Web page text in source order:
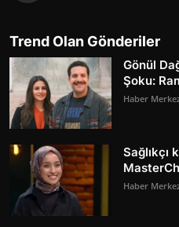
Trend Olan Gönderiler
Gönül
Şoku:
Haber
Sağlıkçı
Haber